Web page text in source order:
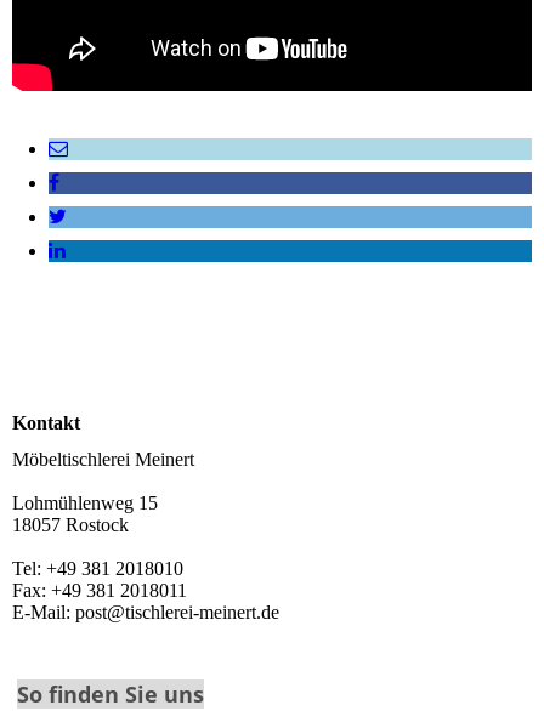
Kontakt
Möbeltischlerei Meinert
Lohmühlenweg 15
18057 Rostock
Tel: +49 381 2018010
Fax: +49 381 2018011
E-Mail: post@tischlerei-meinert.de
So finden Sie uns